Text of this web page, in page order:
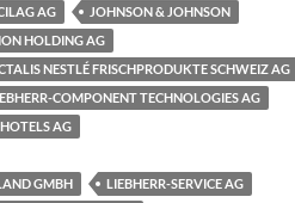
AG
JOHNSON & JOHNSON
HOLDING AG
NESTLÉ FRISCHPRODUKTE SCHWEIZ AG
COMPONENT TECHNOLOGIES AG
AG
GMBH
LIEBHERR-SERVICE AG